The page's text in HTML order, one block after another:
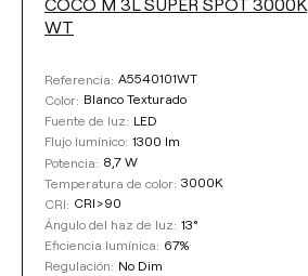
WT
Referencia: A5540101WT
Color: Blanco Texturado
Fuente de luz: LED
Flujo lumínico: 1300 lm
Potencia: 8,7 W
Temperatura de color: 3000K
CRI: CRI>90
Ángulo del haz de luz: 13°
Eficiencia lumínica: 67%
Regulación: No Dim